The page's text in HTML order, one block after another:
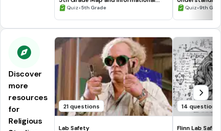
Processing Skills
Quiz•5th Grade Quiz•9th
Discover
more
resources
for
Religious
21 questions
Lab Safety
14 questions
Flinn Lab